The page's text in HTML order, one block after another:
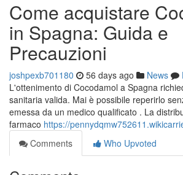
Come acquistare
in Spagna: Guida e
Precauzioni
joshpexb701180 56 days ago News
L'ottenimento di Cocodamol a Spagna
sanitaria valida. Mai è possibile reperirlo
emessa da un medico qualificato . La
farmaco https://
Comments
Who Upvoted